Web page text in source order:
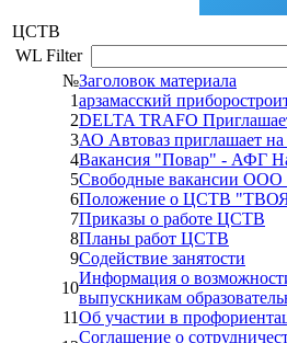
ЦСТВ
WL Filter
№Заголовок материала
1арзамасский
2DELTA TRAFO
3АО Автоваз приглашает на
4Вакансия "Повар" - АФГ
5Свободные вакансии ООО
6Положение о ЦСТВ
7Приказы о работе ЦСТВ
8Планы работ ЦСТВ
9Содействие занятости
10
Информация о
выпускникам
11Об участии в
Соглашение о